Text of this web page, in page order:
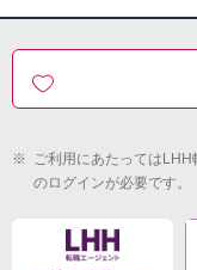
※ ご利用にあたっては
のログインが必要です。